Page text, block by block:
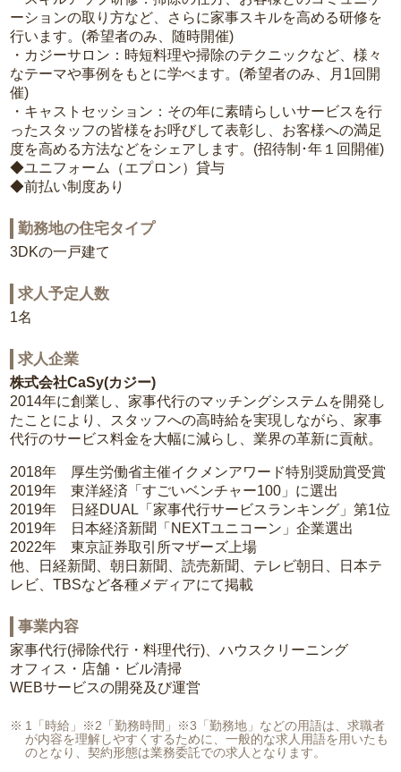
ーションの取り方など、さらに家事スキルを高める研修を
行います。(希望者のみ、随時開催)
・カジーサロン：時短料理や掃除のテクニックなど、様々
なテーマや事例をもとに学べます。(希望者のみ、月1回開
催)
・キャストセッション：その年に素晴らしいサービスを行
ったスタッフの皆様をお呼びして表彰し、お客様への満足
度を高める方法などをシェアします。(招待制･年１回開催)
◆ユニフォーム（エプロン）貸与
◆前払い制度あり
勤務地の住宅タイプ
3DKの一戸建て
求人予定人数
1名
求人企業
株式会社CaSy(カジー)
2014年に創業し、家事代行のマッチングシステムを開発し
たことにより、スタッフへの高時給を実現しながら、家事
代行のサービス料金を大幅に減らし、業界の革新に貢献。
2018年 厚生労働省主催イクメンアワード特別奨励賞受賞
2019年 東洋経済「すごいベンチャー100」に選出
2019年 日経DUAL「家事代行サービスランキング」第1位
2019年 日本経済新聞「NEXTユニコーン」企業選出
2022年 東京証券取引所マザーズ上場
他、日経新聞、朝日新聞、読売新聞、テレビ朝日、日本テ
レビ、TBSなど各種メディアにて掲載
事業内容
家事代行(掃除代行・料理代行)、ハウスクリーニング
オフィス・店舗・ビル清掃
WEBサービスの開発及び運営
1「時給」※2「勤務時間」※3「勤務地」などの用語は、求職者
が内容を理解しやすくするために、一般的な求人用語を用いたも
のとなり、契約形態は業務委託での求人となります。